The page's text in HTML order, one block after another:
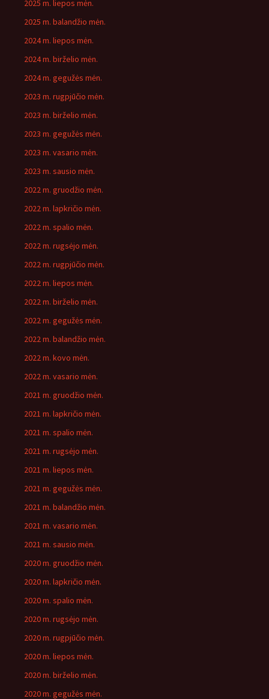
2025 m. liepos mėn.
2025 m. balandžio mėn.
2024 m. liepos mėn.
2024 m. birželio mėn.
2024 m. gegužės mėn.
2023 m. rugpjūčio mėn.
2023 m. birželio mėn.
2023 m. gegužės mėn.
2023 m. vasario mėn.
2023 m. sausio mėn.
2022 m. gruodžio mėn.
2022 m. lapkričio mėn.
2022 m. spalio mėn.
2022 m. rugsėjo mėn.
2022 m. rugpjūčio mėn.
2022 m. liepos mėn.
2022 m. birželio mėn.
2022 m. gegužės mėn.
2022 m. balandžio mėn.
2022 m. kovo mėn.
2022 m. vasario mėn.
2021 m. gruodžio mėn.
2021 m. lapkričio mėn.
2021 m. spalio mėn.
2021 m. rugsėjo mėn.
2021 m. liepos mėn.
2021 m. gegužės mėn.
2021 m. balandžio mėn.
2021 m. vasario mėn.
2021 m. sausio mėn.
2020 m. gruodžio mėn.
2020 m. lapkričio mėn.
2020 m. spalio mėn.
2020 m. rugsėjo mėn.
2020 m. rugpjūčio mėn.
2020 m. liepos mėn.
2020 m. birželio mėn.
2020 m. gegužės mėn.